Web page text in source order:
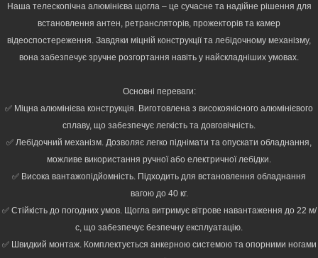
Наша телескопічна алюмінієва щогла – це сучасне та надійне рішення для
встановлення антен, ретрансляторів, прожекторів та камер
відеоспостереження. Завдяки міцній конструкції та лебідочному механізму,
вона забезпечує зручне розгортання навіть у найскладніших умовах.
Основні переваги:
✅ Міцна алюмінієва конструкція. Виготовлена з високоякісного алюмінієвого
сплаву, що забезпечує легкість та довговічність.
✅ Лебідочний механізм. Дозволяє легко піднімати та опускати обладнання,
можливе використання ручної або електричної лебідки.
✅ Висока вантажопідйомність. Підходить для встановлення обладнання
вагою до 40 кг.
✅ Стійкість до погодних умов. Щогла витримує вітрове навантаження до 22 м/
с, що забезпечує безпечну експлуатацію.
✅ Швидкий монтаж. Комплектується анкерною системою та опорними ногами